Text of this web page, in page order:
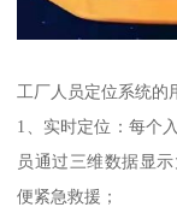
工厂人员定位系统的
1、实时定位：每个
员通过三维数据显
便紧急救援；